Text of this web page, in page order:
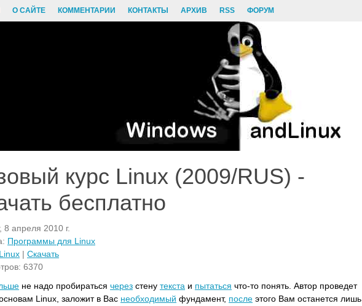
О САЙТЕ КОММЕНТАРИИ КОНТАКТЫ АРХИВ RSS ФОРУМ
курс Linux (2009/RUS) -
бесплатно
8 апреля 2010 г.
Программы для Linux
Linux | Скачать
6370
не надо пробираться через стену текста и пытаться что-то понять. Автор проведет
Linux, заложит в Вас необходимый фундамент, после этого Вам останется лишь